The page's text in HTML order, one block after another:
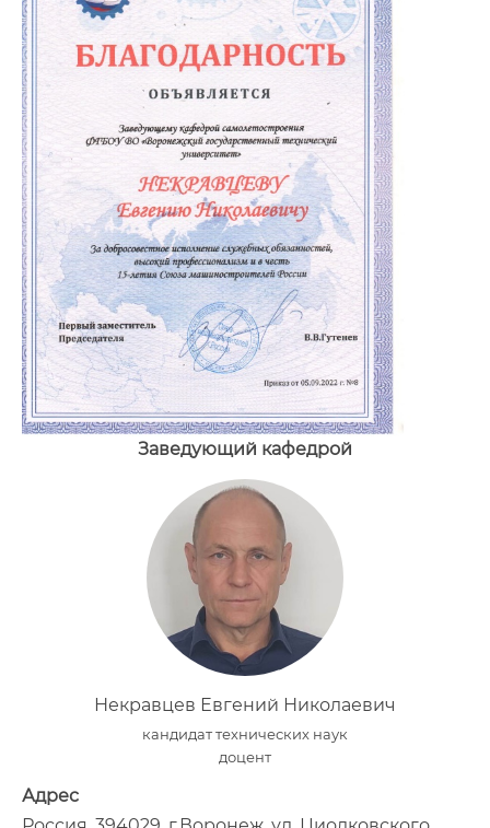
Заведующий кафедрой
Некравцев Евгений Николаевич
кандидат технических наук
доцент
Адрес